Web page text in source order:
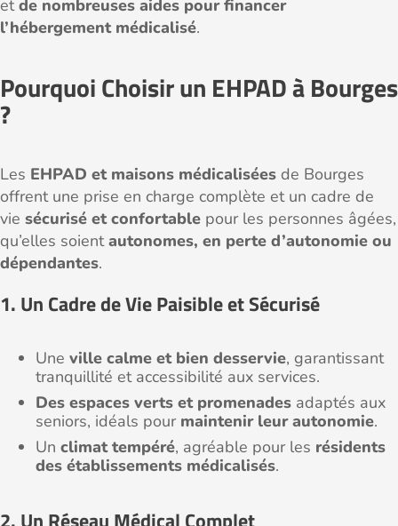
etde nombreuses aides pour financer
l’hébergement médicalisé.
Pourquoi Choisir un EHPAD à Bourges
?
Les EHPAD et maisons médicalisées de Bourges
offrent une prise en charge complète et un cadre de
vie sécurisé et confortable pour les personnes âgées,
qu’elles soientautonomes, en perte d’autonomie ou
dépendantes.
1. Un Cadre de Vie Paisible et Sécurisé
Une ville calme et bien desservie, garantissant
tranquillité et accessibilité aux services.
Des espaces verts et promenades adaptés aux
seniors, idéals pour maintenir leur autonomie.
Un climat tempéré, agréable pour les résidents
des établissements médicalisés.